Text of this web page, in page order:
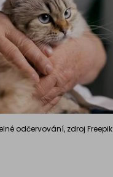
odčervování, zdroj Freepik